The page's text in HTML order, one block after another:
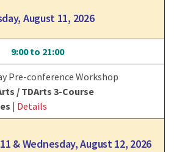
August 11, 2026
9:00 to 21:00
Pre-conference Workshop
/ TDArts 3-Course
| Details
& Wednesday, August 12, 2026